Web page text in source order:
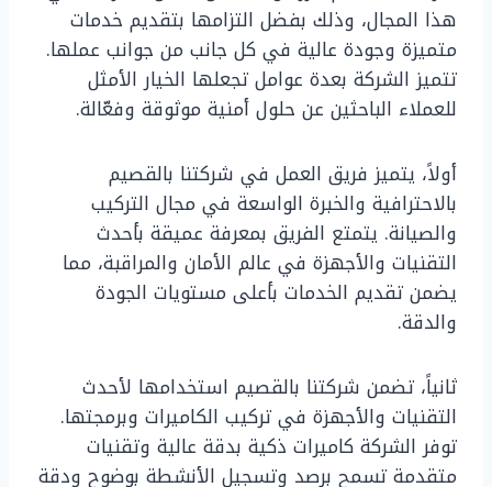
هذا المجال، وذلك بفضل التزامها بتقديم خدمات
متميزة وجودة عالية في كل جانب من جوانب عملها.
تتميز الشركة بعدة عوامل تجعلها الخيار الأمثل
للعملاء الباحثين عن حلول أمنية موثوقة وفعّالة.
أولاً، يتميز فريق العمل في شركتنا بالقصيم
بالاحترافية والخبرة الواسعة في مجال التركيب
والصيانة. يتمتع الفريق بمعرفة عميقة بأحدث
التقنيات والأجهزة في عالم الأمان والمراقبة، مما
يضمن تقديم الخدمات بأعلى مستويات الجودة
والدقة.
ثانياً، تضمن شركتنا بالقصيم استخدامها لأحدث
التقنيات والأجهزة في تركيب الكاميرات وبرمجتها.
توفر الشركة كاميرات ذكية بدقة عالية وتقنيات
متقدمة تسمح برصد وتسجيل الأنشطة بوضوح ودقة